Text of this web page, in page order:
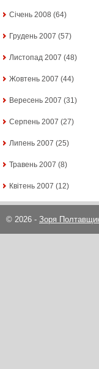
Січень 2008 (64)
Грудень 2007 (57)
Листопад 2007 (48)
Жовтень 2007 (44)
Вересень 2007 (31)
Серпень 2007 (27)
Липень 2007 (25)
Травень 2007 (8)
Квітень 2007 (12)
© 2026 - Зоря